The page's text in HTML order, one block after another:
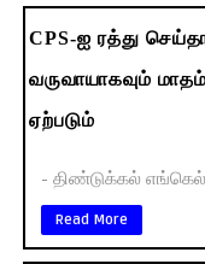
CPS-ஐ ரத்து
வருவாயாகவும்
ஏற்படும்
- திண்டுக்கல்
Read More